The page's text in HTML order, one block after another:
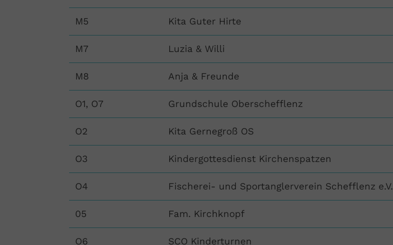
M5 Kita Guter Hirte
M7 Luzia & Willi
M8 Anja & Freunde
O1, O7 Grundschule Oberschefflenz
O2 Kita Gernegroß OS
O3 Kindergottesdienst Kirchenspatzen
O4 Fischerei- und Sportanglerverein Schefflenz e.V.
05 Fam. Kirchknopf
O6 SCO Kinderturnen